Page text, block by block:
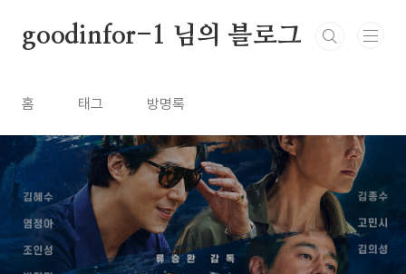
goodinfor-1 님의 블로그
홈 태그 방명록